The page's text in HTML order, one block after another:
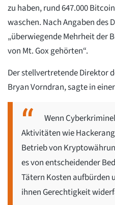
zu haben, rund 647.000
waschen. Nach Angaben des
„überwiegende Mehrheit der
von Mt. Gox gehörten“.
Der stellvertretende Direktor
Bryan Vorndran, sagte in
Wenn
Aktivitäten wie
Betrieb von
es von entscheidender
Tätern Kosten aufbürden
ihnen Gerechtigkeit